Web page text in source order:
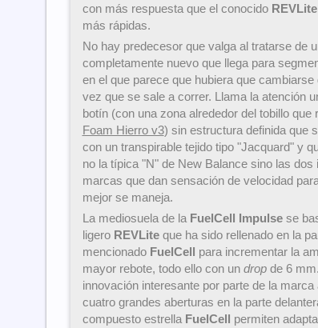
con más respuesta que el conocido REVLite
más rápidas.
No hay predecesor que valga al tratarse de
completamente nuevo que llega para
en el que parece que hubiera que
vez que se sale a correr. Llama la atención
botín (con una zona alrededor del tobillo que
Foam Hierro v3) sin estructura definida que
con un transpirable tejido tipo "Jacquard" y
no la típica "N" de New Balance sino las
marcas que dan sensación de velocidad
mejor se maneja.
La mediosuela de la FuelCell Impulsese
ligero REVLiteque ha sido rellenado en la
mencionado FuelCell para incrementar la
mayor rebote, todo ello con un dropde 6
innovación interesante por parte de la
cuatro grandes aberturas en la parte
compuesto estrella FuelCell permiten